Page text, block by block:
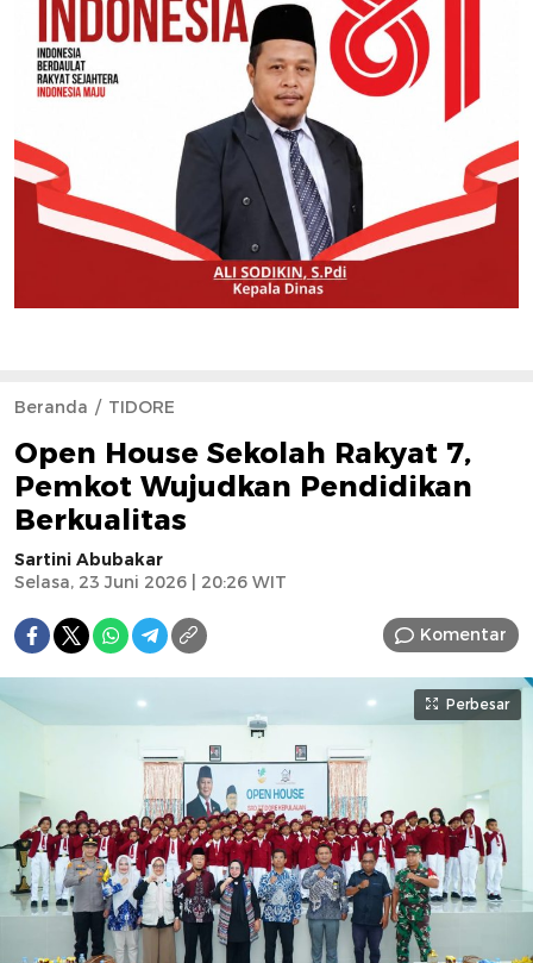
Beranda TIDORE
Open House Sekolah Rakyat 7,
Pemkot Wujudkan Pendidikan
Berkualitas
Sartini Abubakar
Selasa, 23 Juni 2026 | 20:26 WIT
Komentar
Perbesar